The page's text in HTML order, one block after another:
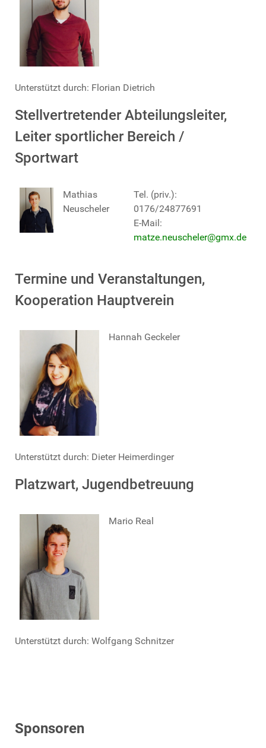
Unterstützt durch: Florian Dietrich
Stellvertretender Abteilungsleiter,
Leiter sportlicher Bereich /
Sportwart
Mathias
Neuscheler
Tel. (priv.):
0176/24877691
E-Mail:
matze.neuscheler@gmx.de
Termine und Veranstaltungen,
Kooperation Hauptverein
Hannah Geckeler
Unterstützt durch: Dieter Heimerdinger
Platzwart, Jugendbetreuung
Mario Real
Unterstützt durch: Wolfgang Schnitzer
Sponsoren